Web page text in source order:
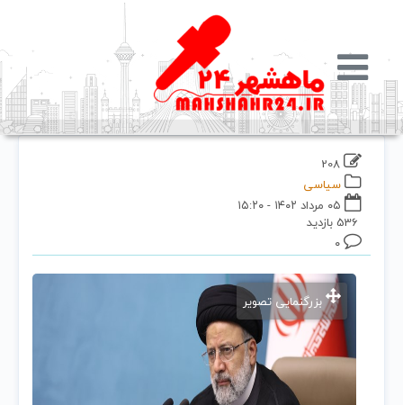
سیاسی
536 بازدید
۰
بزرگنمایی تصویر